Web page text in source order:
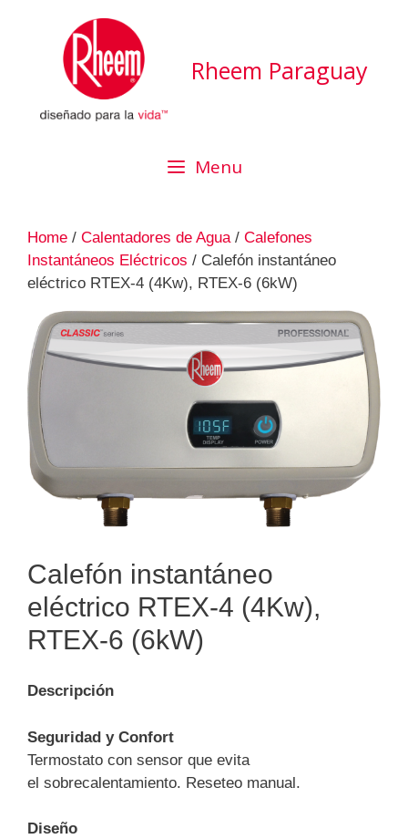
Rheem Paraguay
Menu
Home / Calentadores de Agua/ Calefones
Instantáneos Eléctricos / Calefón instantáneo
eléctrico RTEX-4 (4Kw), RTEX-6 (6kW)
Calefón instantáneo
eléctrico RTEX-4 (4Kw),
RTEX-6 (6kW)
Descripción
Seguridad y Confort
Termostato con sensor que evita
el sobrecalentamiento. Reseteo manual.
Diseño